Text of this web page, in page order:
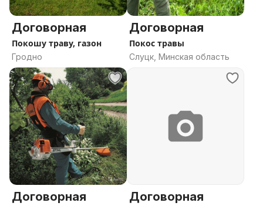
Договорная
Покошу траву, газон
Гродно
Договорная
Покос травы
Слуцк, Минская область
Договорная Договорная